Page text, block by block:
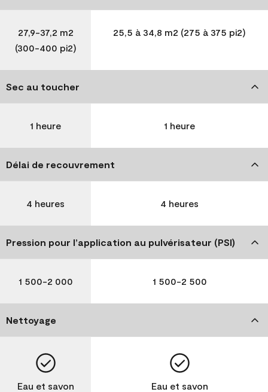
27,9-37,2 m2
(300-400 pi2)
25,5 à 34,8 m2 (275 à 375 pi2)
Sec au toucher
1 heure 1 heure
Délai de recouvrement
4 heures 4 heures
Pression pour l’application au pulvérisateur (PSI)
1 500-2 000 1 500-2 500
Nettoyage
Eau et savon Eau et savon